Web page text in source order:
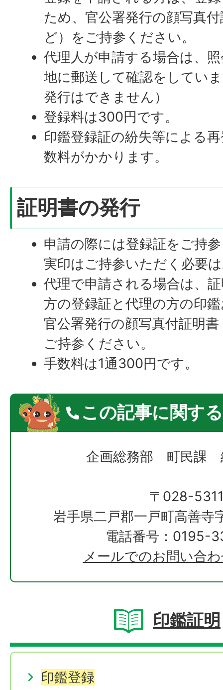
ため、官公署発行の顔写真
ど）をご持参ください。
代理人が申請する場合は、
地に郵送して確認をしてい
発行はできません）
登録料は300円です。
印鑑登録証の紛失等による
数料がかかります。
証明書の発行
申請の際には登録証をご持
実印はご持参いただく必要
代理で申請される場合は、
方の登録証と代理の方の印
官公署発行の顔写真付証明
ご持参ください。
手数料は1通300円です。
この記事に関す
企画総務部 町民課
〒028-
岩手県二戸郡一戸町高善寺
電話番号：0195-
メールでのお問い合
印鑑証明
印鑑登録